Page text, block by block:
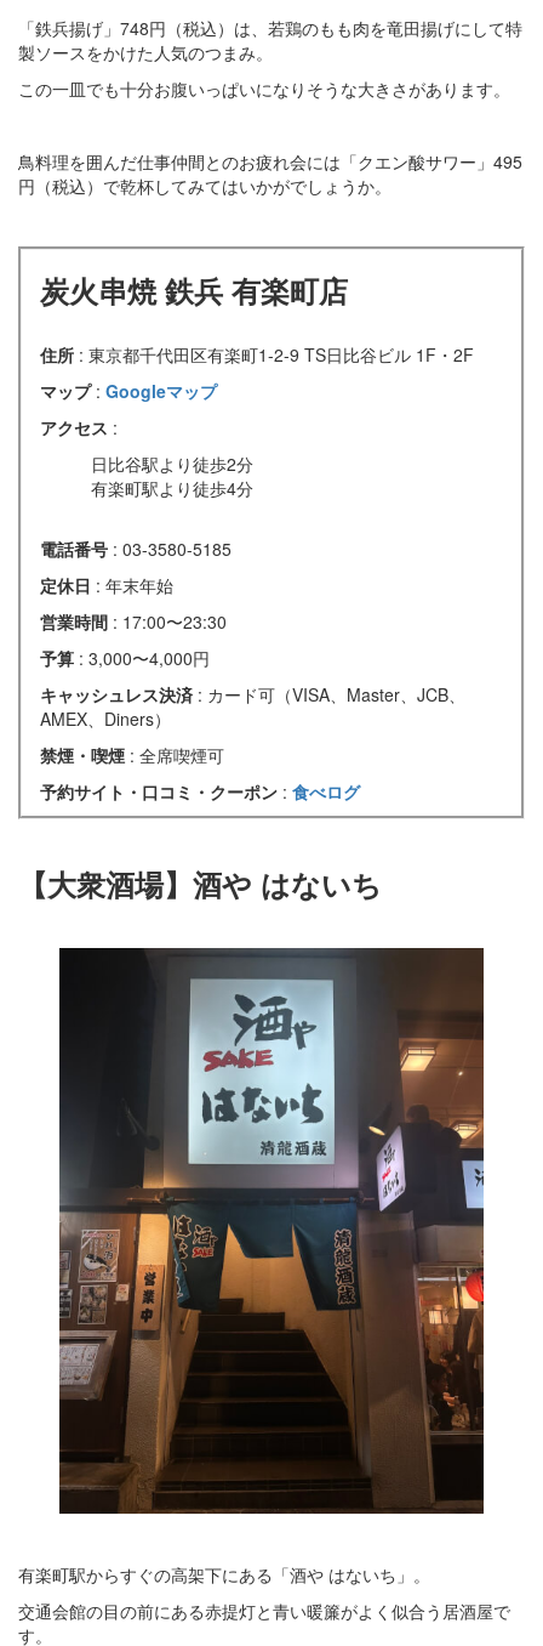
「鉄兵揚げ」748円（税込）は、若鶏のもも肉を竜田揚げにして特
製ソースをかけた人気のつまみ。
この一皿でも十分お腹いっぱいになりそうな大きさがあります。
鳥料理を囲んだ仕事仲間とのお疲れ会には「クエン酸サワー」495
円（税込）で乾杯してみてはいかがでしょうか。
炭火串焼 鉄兵 有楽町店
住所 : 東京都千代田区有楽町1-2-9 TS日比谷ビル 1F・2F
マップ : Googleマップ
アクセス :
日比谷駅より徒歩2分
有楽町駅より徒歩4分
電話番号 : 03-3580-5185
定休日 : 年末年始
営業時間 : 17:00〜23:30
予算 : 3,000〜4,000円
キャッシュレス決済 : カード可（VISA、Master、JCB、
AMEX、Diners）
禁煙・喫煙 : 全席喫煙可
予約サイト・口コミ・クーポン : 食べログ
【大衆酒場】酒や はないち
有楽町駅からすぐの高架下にある「酒や はないち」。
交通会館の目の前にある赤提灯と青い暖簾がよく似合う居酒屋で
す。